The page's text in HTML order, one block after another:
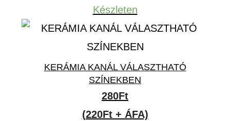
Készleten
KERÁMIA KANÁL VÁLASZTHATÓ
SZÍNEKBEN
280Ft
(220Ft + ÁFA)